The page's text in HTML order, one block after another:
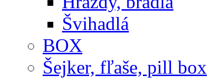
Švihadlá
BOX
Šejker, fľaše, pill box